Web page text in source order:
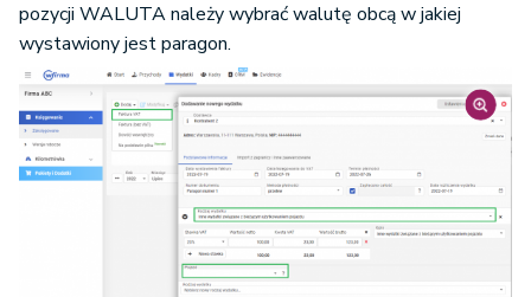
pozycji WALUTA należy wybrać walutę obcą w jakiej
wystawiony jest paragon.